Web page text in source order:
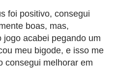
foi positivo, consegui
boas, mas,
jogo acabei pegando um
meu bigode, e isso me
consegui melhorar em